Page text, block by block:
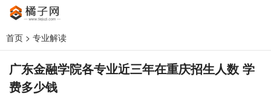
首页 > 专业解读
广东金融学院各专业近三年在重庆招生人数 学
费多少钱